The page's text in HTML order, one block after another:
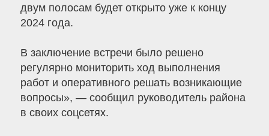
двум полосам будет открыто уже к концу
2024 года.
В заключение встречи было решено
регулярно мониторить ход выполнения
работ и оперативного решать возникающие
вопросы», — сообщил руководитель района
в своих соцсетях.